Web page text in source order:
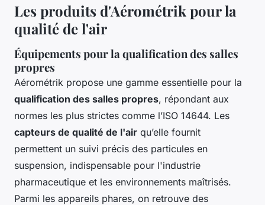
Les produits d'Aérométrik pour la
qualité de l'air
Équipements pour la qualification des salles
propres
Aérométrik propose une gamme essentielle pour la
qualification des salles propres, répondant aux
normes les plus strictes comme l’ISO 14644. Les
capteurs de qualité de l'air qu’elle fournit
permettent un suivi précis des particules en
suspension, indispensable pour l'industrie
pharmaceutique et les environnements maîtrisés.
Parmi les appareils phares, on retrouve des